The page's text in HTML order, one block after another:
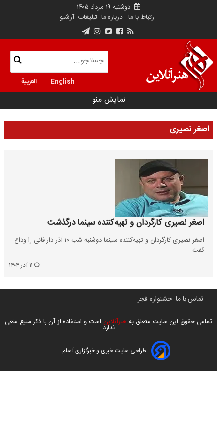
دوشنبه ۱۹ مرداد ۱۴۰۵
ارتباط با ما درباره ما تبلیغات آرشیو
English العربية
نمایش منو
اصغر نصیری
اصغر نصیری کارگردان و تهیه‌کننده سینما درگذشت
اصغر نصیری کارگردان و تهیه‌کننده سینما دوشنبه شب ۱۰ آذر دار فانی را وداع
گفت.
تماس با ما جشنواره فجر
تمامی حقوق این سایت متعلق به هنرآنلاین است و استفاده از آن با ذکر منبع منعی
ندارد
طراحی سایت خبری و خبرگزاری آسام